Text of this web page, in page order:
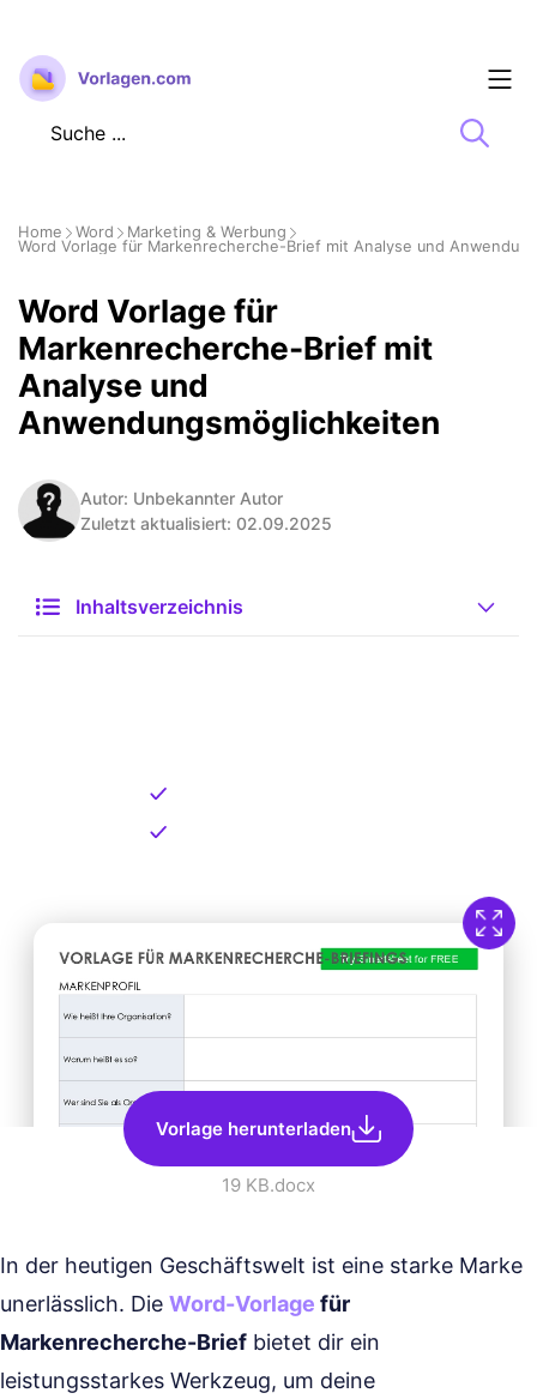
Zum
Inhalt
springen
Home Word
Marketing & Werbung
Word Vorlage für Markenrecherche-Brief mit Analyse und
Word Vorlage für
Markenrecherche-Brief mit
Analyse und
Anwendungsmöglichkeiten
Autor: Unbekannter Autor
Zuletzt aktualisiert: 02.09.2025
Inhaltsverzeichnis
Vorlage herunterladen
19 KB.docx
In der heutigen Geschäftswelt ist eine starke Marke
unerlässlich. Die Word-Vorlage für
Markenrecherche-Brief bietet dir ein
leistungsstarkes Werkzeug, um deine